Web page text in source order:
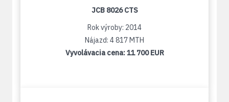
JCB 8026 CTS
Rok výroby: 2014
Nájazd: 4 817 MTH
Vyvolávacia cena:11 700 EUR